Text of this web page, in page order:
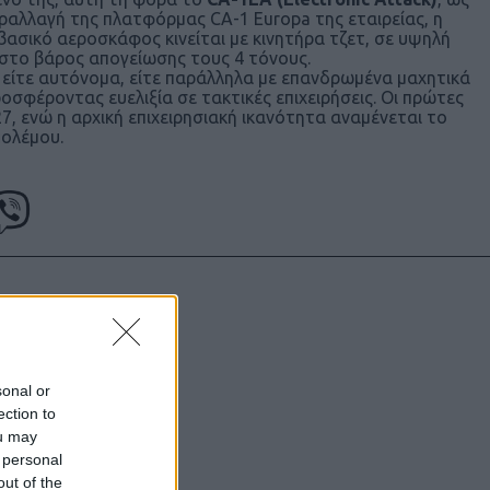
or
to
may
of the
της πλατφόρμας CA-1 Europa της εταιρείας, η
αεροσκάφος κινείται με κινητήρα τζετ, σε υψηλή
βάρος απογείωσης τους 4 τόνους.
αυτόνομα, είτε παράλληλα με επανδρωμένα μαχητικά
ευελιξία σε τακτικές επιχειρήσεις. Οι πρώτες
ενώ η αρχική επιχειρησιακή ικανότητα αναμένεται το
τους
το